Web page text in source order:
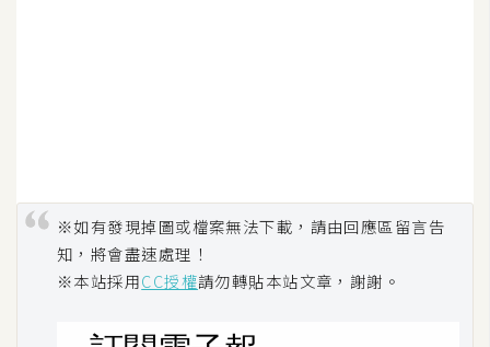
※如有發現掉圖或檔案無法下載，請由回應區留言告
知，將會盡速處理！
※本站採用CC授權請勿轉貼本站文章，謝謝。